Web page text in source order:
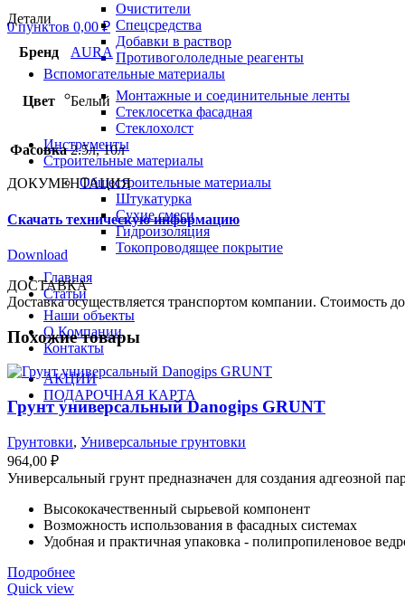
0пунктов 0,00₽
Очистители
Спецсредства
Добавки в раствор
Противогололедные реагенты
Вспомогательные материалы
Монтажные и соединительные ленты
Стеклосетка фасадная
Стеклохолст
Инструменты
Строительные материалы
Общестроительные материалы
Штукатурка
Сухие смеси
Гидроизоляция
Токопроводящее покрытие
Главная
Статьи
Наши объекты
О Компании
Контакты
АКЦИИ
ПОДАРОЧНАЯ КАРТА
Детали
Бренд AURA
Цвет Белый
Фасовка 2.5л, 10л
ДОКУМЕНТАЦИЯ
Скачать техническую информацию
Download
ДОСТАВКА
Доставка осуществляется транспортом компании. Стоимость
Похожие товары
Грунт универсальный Danogips GRUNT
Грунтовки, Универсальные грунтовки
964,00 ₽
Универсальный грунт предназначен для создания адгеозной
Высококачественный сырьевой компонент
Возможность использования в фасадных системах
Удобная и практичная упаковка - полипропиленовое
Подробнее
Quick view